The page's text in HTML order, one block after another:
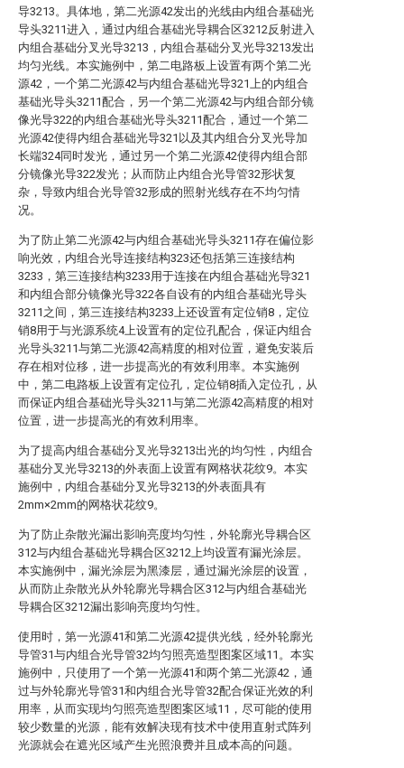
导3213。具体地，第二光源42发出的光线由内组合基础光
导头3211进入，通过内组合基础光导耦合区3212反射进入
内组合基础分叉光导3213，内组合基础分叉光导3213发出
均匀光线。本实施例中，第二电路板上设置有两个第二光
源42，一个第二光源42与内组合基础光导321上的内组合
基础光导头3211配合，另一个第二光源42与内组合部分镜
像光导322的内组合基础光导头3211配合，通过一个第二
光源42使得内组合基础光导321以及其内组合分叉光导加
长端324同时发光，通过另一个第二光源42使得内组合部
分镜像光导322发光；从而防止内组合光导管32形状复
杂，导致内组合光导管32形成的照射光线存在不均匀情
况。
为了防止第二光源42与内组合基础光导头3211存在偏位影
响光效，内组合光导连接结构323还包括第三连接结构
3233，第三连接结构3233用于连接在内组合基础光导321
和内组合部分镜像光导322各自设有的内组合基础光导头
3211之间，第三连接结构3233上还设置有定位销8，定位
销8用于与光源系统4上设置有的定位孔配合，保证内组合
光导头3211与第二光源42高精度的相对位置，避免安装后
存在相对位移，进一步提高光的有效利用率。本实施例
中，第二电路板上设置有定位孔，定位销8插入定位孔，从
而保证内组合基础光导头3211与第二光源42高精度的相对
位置，进一步提高光的有效利用率。
为了提高内组合基础分叉光导3213出光的均匀性，内组合
基础分叉光导3213的外表面上设置有网格状花纹9。本实
施例中，内组合基础分叉光导3213的外表面具有
2mm×2mm的网格状花纹9。
为了防止杂散光漏出影响亮度均匀性，外轮廓光导耦合区
312与内组合基础光导耦合区3212上均设置有漏光涂层。
本实施例中，漏光涂层为黑漆层，通过漏光涂层的设置，
从而防止杂散光从外轮廓光导耦合区312与内组合基础光
导耦合区3212漏出影响亮度均匀性。
使用时，第一光源41和第二光源42提供光线，经外轮廓光
导管31与内组合光导管32均匀照亮造型图案区域11。本实
施例中，只使用了一个第一光源41和两个第二光源42，通
过与外轮廓光导管31和内组合光导管32配合保证光效的利
用率，从而实现均匀照亮造型图案区域11，尽可能的使用
较少数量的光源，能有效解决现有技术中使用直射式阵列
光源就会在遮光区域产生光照浪费并且成本高的问题。